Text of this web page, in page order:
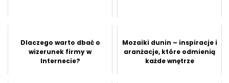
Dlaczego warto dbać o
wizerunek firmy w
Internecie?
Mozaiki dunin – inspiracje i
aranżacje, które odmienią
każde wnętrze